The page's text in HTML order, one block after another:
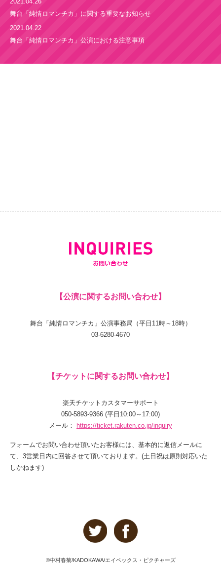
舞台「純情ロマンチカ」に関する重要なお知らせ
2021.04.22
舞台「純情ロマンチカ」公演における注意事項
【公演に関するお問い合わせ】
舞台「純情ロマンチカ」公演事務局（平日11時～18時）
03-6280-4670
【チケットに関するお問い合わせ】
楽天チケットカスタマーサポート
050-5893-9366 (平日10:00～17:00)
メール：
https://ticket.rakuten.co.jp/inquiry
フォームでお問い合わせ頂いたお客様には、基本的に返信メールに
て、3営業日内に回答させて頂いております。(土日祝は原則対応いた
しかねます)
©中村春菊/KADOKAWA/エイベックス・ピクチャーズ